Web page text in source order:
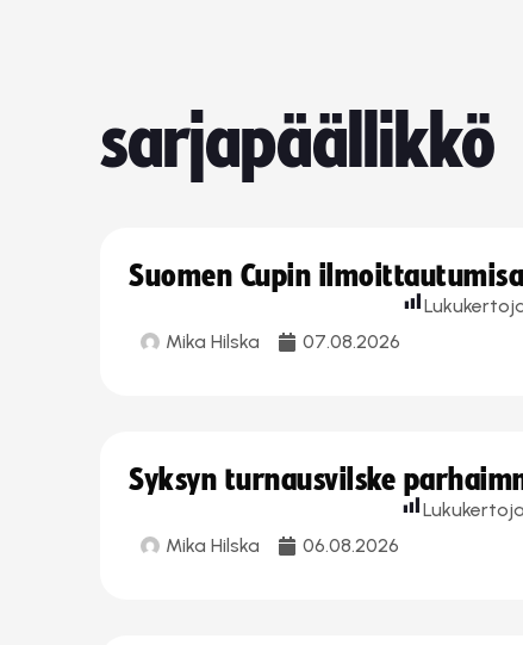
sarjapäällikkö
Suomen Cupin
Mika Hilska 07.08.2026
Syksyn turnausvilske
Mika Hilska 06.08.2026